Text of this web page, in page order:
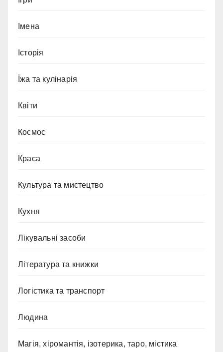
Імена
Історія
Їжа та кулінарія
Квіти
Космос
Краса
Культура та мистецтво
Кухня
Лікувальні засоби
Література та книжки
Логістика та транспорт
Людина
Магія, хіромантія, ізотерика, таро, містика